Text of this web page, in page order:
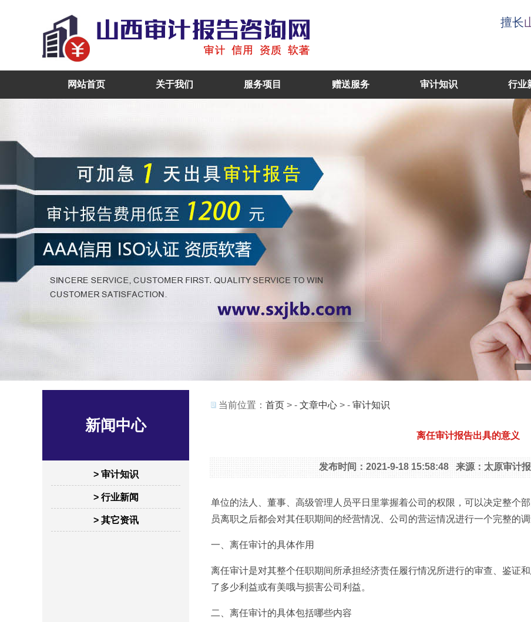
擅长
网站首页 关于我们 服务项目 赠送服务 审计知识 行业
新闻中心
> 审计知识
> 行业新闻
> 其它资讯
当前位置： 首页 > - 文章中心 > - 审计知识
离任审计报告出具的意义
发布时间：2021-9-18 15:58:48 来源：太原审计
单位的法人、董事、高级管理人员平日里掌握着公司的权限，可以决定整个
员离职之后都会对其任职期间的经营情况、公司的营运情况进行一个完整的
一、离任审计的具体作用
离任审计是对其整个任职期间所承担经济责任履行情况所进行的审查、鉴证
了多少利益或有美哦与损害公司利益。
二、离任审计的具体包括哪些内容